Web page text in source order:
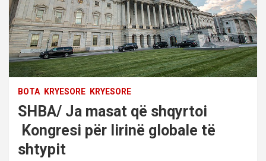
BOTA KRYESORE KRYESORE
SHBA/ Ja masat që shqyrtoi
Kongresi për lirinë globale të
shtypit